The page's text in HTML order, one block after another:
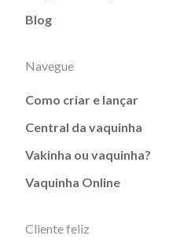
Blog
Navegue
Como criar e lançar
Central da vaquinha
Vakinha ou vaquinha?
Vaquinha Online
Cliente feliz